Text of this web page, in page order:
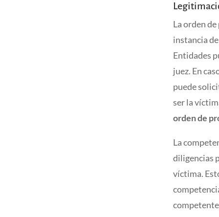
La orden
instancia
Entidades
juez. En
puede
ser la
orden de
La
diligencias
víctima.